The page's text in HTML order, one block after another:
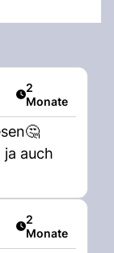
Artikel
2
Monate
auch
Artikel
2
Monate